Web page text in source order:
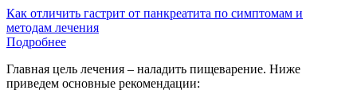
Как отличить гастрит от панкреатита по симптомам и
методам лечения
Подробнее
Главная цель лечения – наладить пищеварение. Ниже
приведем основные рекомендации: